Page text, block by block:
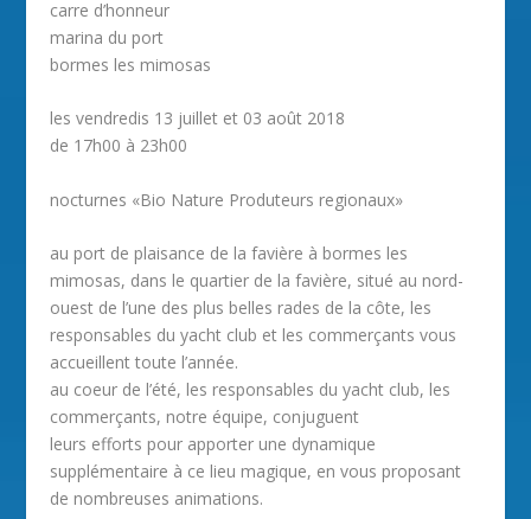
carre d’honneur
marina du port
bormes les mimosas
les vendredis 13 juillet et 03 août 2018
de 17h00 à 23h00
nocturnes «Bio Nature Produteurs regionaux»
au port de plaisance de la favière à bormes les
mimosas, dans le quartier de la favière, situé au nord-
ouest de l’une des plus belles rades de la côte, les
responsables du yacht club et les commerçants vous
accueillent toute l’année.
au coeur de l’été, les responsables du yacht club, les
commerçants, notre équipe, conjuguent
leurs efforts pour apporter une dynamique
supplémentaire à ce lieu magique, en vous proposant
de nombreuses animations.